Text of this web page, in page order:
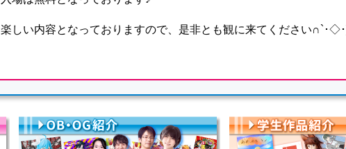
楽しい内容となっておりますので、是非とも観に来てください∩`･◇･